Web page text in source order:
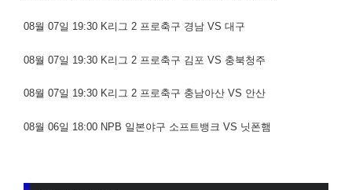
08월 07일 19:30 K리그 2 프로축구 경남 VS 대구
08월 07일 19:30 K리그 2 프로축구 김포 VS 충북청주
08월 07일 19:30 K리그 2 프로축구 충남아산 VS 안산
08월 06일 18:00 NPB 일본야구 소프트뱅크 VS 닛폰햄